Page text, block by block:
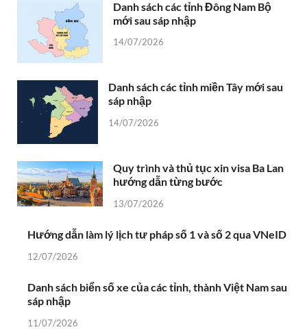
Danh sách các tỉnh Đông Nam Bộ
mới sau sáp nhập
14/07/2026
Danh sách các tỉnh miền Tây mới sau
sáp nhập
14/07/2026
Quy trình và thủ tục xin visa Ba Lan
hướng dẫn từng bước
13/07/2026
Hướng dẫn làm lý lịch tư pháp số 1 và số 2 qua VNeID
12/07/2026
Danh sách biển số xe của các tỉnh, thành Việt Nam sau
sáp nhập
11/07/2026